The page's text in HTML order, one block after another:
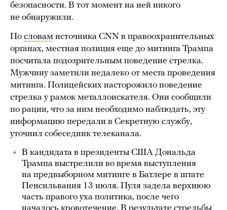
безопасности. В тот момент на ней никого
не обнаружили.
По словам источника CNN в правоохранительных
органах, местная полиция еще до митинга Трампа
посчитала подозрительным поведение стрелка.
Мужчину заметили недалеко от места проведения
митинга. Полицейских насторожило поведение
стрелка у рамок металлоискателя. Они сообщили
по рации, что за ним необходимо наблюдать, эту
информацию передали в Секретную службу,
уточнил собеседник телеканала.
В кандидата в президенты США Дональда
Трампа выстрелили во время выступления
на предвыборном митинге в Батлере в штате
Пенсильвания 13 июля. Пуля задела верхнюю
часть правого уха политика, после чего